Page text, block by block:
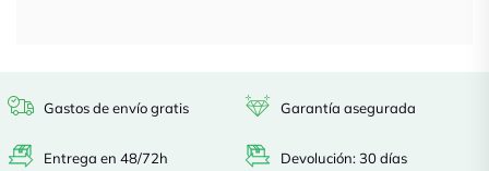
Gastos de envío gratis
Entrega en 48/72h
Garantía asegurada
Devolución: 30 días